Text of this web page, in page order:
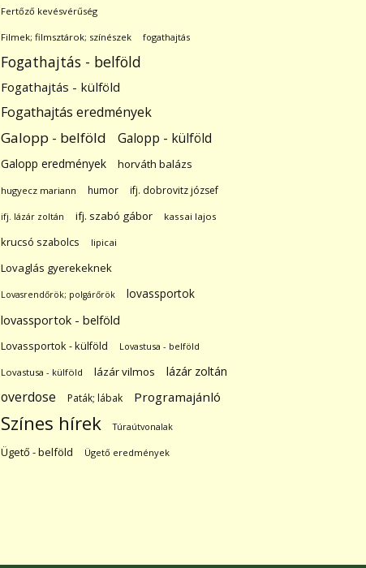
Fertőző kevésvérűség
Filmek; filmsztárok; színészek fogathajtás
Fogathajtás - belföld
Fogathajtás - külföld
Fogathajtás eredmények
Galopp - belföld Galopp - külföld
Galopp eredmények horváth balázs
hugyecz mariann humor ifj. dobrovitz józsef
ifj. lázár zoltán ifj. szabó gábor kassai lajos
krucsó szabolcs lipicai
Lovaglás gyerekeknek
Lovasrendőrök; polgárőrök
lovassportok
lovassportok - belföld
Lovassportok - külföld Lovastusa - belföld
Lovastusa - külföld lázár vilmos lázár zoltán
overdose Paták; lábak Programajánló
Színes hírek Túraútvonalak
Ügető - belföld Ügető eredmények